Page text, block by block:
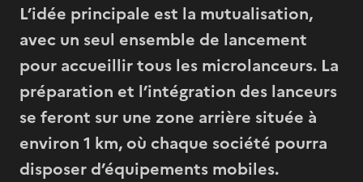
L’idée principale est la mutualisation,
avec un seul ensemble de lancement
pour accueillir tous les microlanceurs. La
préparation et l’intégration des lanceurs
se feront sur une zone arrière située à
environ 1 km, où chaque société pourra
disposer d’équipements mobiles.